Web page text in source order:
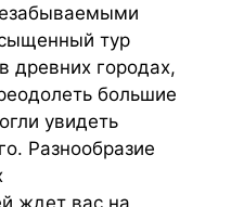
тур
древних городах,
большие
увидеть
Разнообразие
ждет вас на